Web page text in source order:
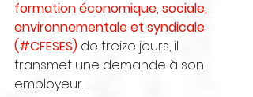
formation économique, sociale,
environnementale et syndicale
(#CFESES) de treize jours, il
transmet une demande à son
employeur.